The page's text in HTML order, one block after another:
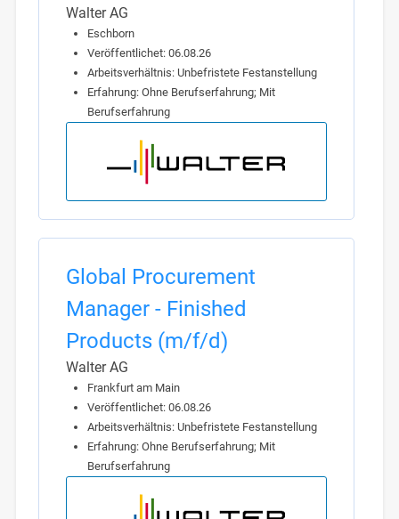
Walter AG
Eschborn
Veröffentlichet: 06.08.26
Arbeitsverhältnis: Unbefristete Festanstellung
Erfahrung: Ohne Berufserfahrung; Mit
Berufserfahrung
Global Procurement
Manager - Finished
Products (m/f/d)
Walter AG
Frankfurt am Main
Veröffentlichet: 06.08.26
Arbeitsverhältnis: Unbefristete Festanstellung
Erfahrung: Ohne Berufserfahrung; Mit
Berufserfahrung